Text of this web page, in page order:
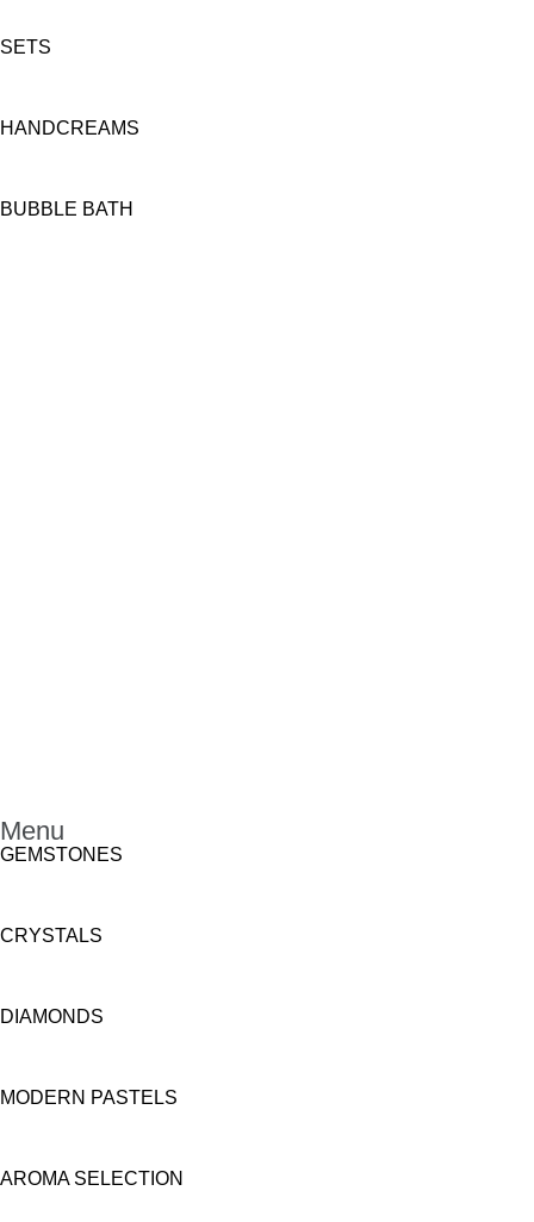
SETS
HANDCREAMS
BUBBLE BATH
Menu
GEMSTONES
CRYSTALS
DIAMONDS
MODERN PASTELS
AROMA SELECTION